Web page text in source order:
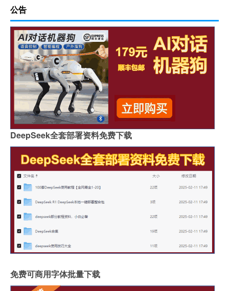
公告
DeepSeek全套部署资料免费下载
免费可商用字体批量下载